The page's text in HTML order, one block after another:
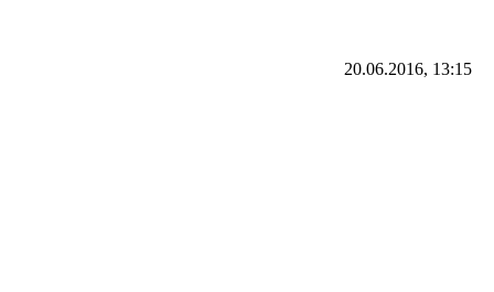
20.06.2016, 13:15